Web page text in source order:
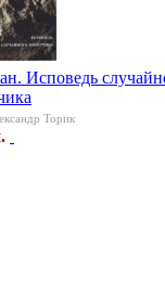
Исповедь
Торик